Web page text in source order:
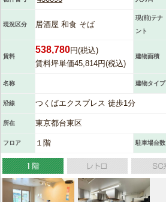
現況区分 居酒屋 和食 そば
現(前)テナ
ント
賃料
538,780円(税込)
賃料坪単価45,814円(税込)
建物面積
名称 建物タイプ
沿線 つくばエクスプレス 徒歩1分
所在 東京都台東区
フロア １階 駐車場台数